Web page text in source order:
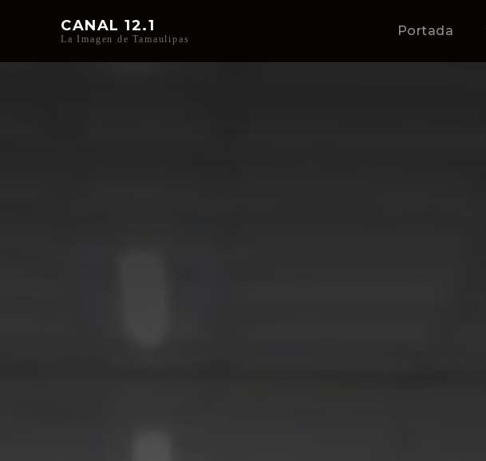
CANAL 12.1
La Imagen de Tamaulipas
Portada